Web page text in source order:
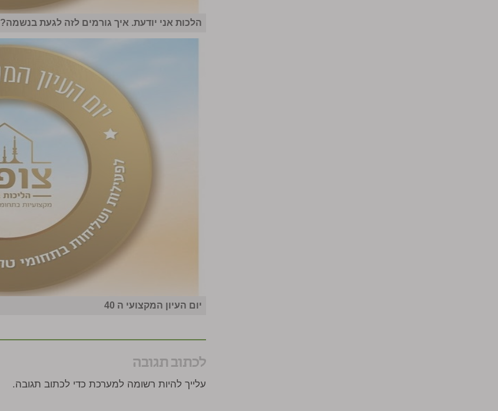
הלכות אני יודעת. איך גורמים לזה לגעת בנשמה?
יום העיון המקצועי ה 40
לכתוב תגובה
עלייך להיות רשומה למערכת כדי לכתוב תגובה.